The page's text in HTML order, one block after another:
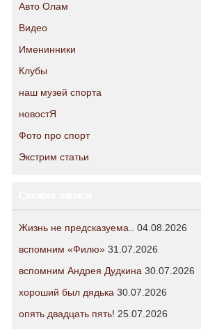
Авто Олам
Видео
Именинники
Клубы
наш музей спорта
новостЯ
Фото про спорт
Экстрим статьи
Жизнь не предсказуема..
04.08.2026
вспомним «Филю» 31.07.2026
вспомним Андрея Дудкина 30.07.2026
хороший был дядька 30.07.2026
опять двадцать пять! 25.07.2026